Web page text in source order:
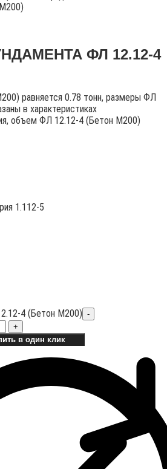
ФЛ 12.12-4
равняется 0.78 тонн, размеры ФЛ
в характеристиках
объем ФЛ 12.12-4 (Бетон М200)
1.112-5
4 (Бетон М200) -
+
в один клик